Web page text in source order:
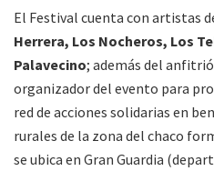
El Festival cuenta con artistas
Herrera, Los Nocheros, Los
Palavecino; además del
organizador del evento para
red de acciones solidarias en
rurales de la zona del chaco
se ubica en Gran Guardia